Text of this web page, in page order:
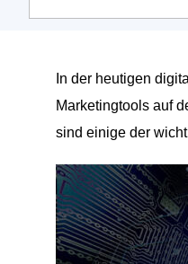
In der heutigen
Marketingtools auf
sind einige der